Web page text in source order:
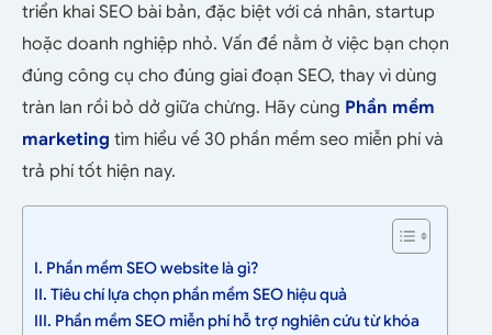
triển khai SEO bài bản, đặc biệt với cá nhân, startup
hoặc doanh nghiệp nhỏ. Vấn đề nằm ở việc bạn chọn
đúng công cụ cho đúng giai đoạn SEO, thay vì dùng
tràn lan rồi bỏ dở giữa chừng. Hãy cùng Phần mềm
marketing tìm hiểu về 30 phần mềm seo miễn phí và
trả phí tốt hiện nay.
I. Phần mềm SEO website là gì?
II. Tiêu chí lựa chọn phần mềm SEO hiệu quả
III. Phần mềm SEO miễn phí hỗ trợ nghiên cứu từ khóa